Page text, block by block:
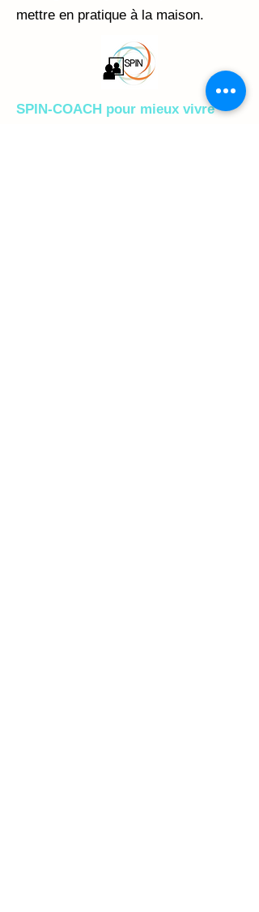
mettre en pratique à la maison.
SPIN-COACH pour mieux vivre